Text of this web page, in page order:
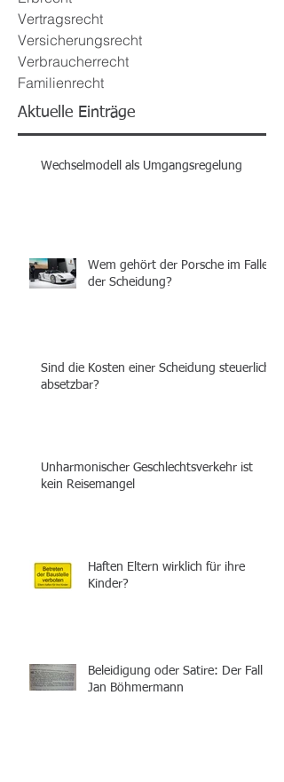
Aktuelle Einträge
Vertragsrecht
Versicherungsrecht
Verbraucherrecht
Familienrecht
Wechselmodell als Umgangsregelung
Wem gehört der Porsche im Falle
der Scheidung?
Sind die Kosten einer Scheidung steuerlich
absetzbar?
Unharmonischer Geschlechtsverkehr ist
kein Reisemangel
Haften Eltern wirklich für ihre
Kinder?
Beleidigung oder Satire: Der Fall
Jan Böhmermann